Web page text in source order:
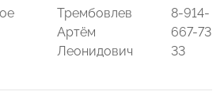
Трембовлев
Артём
Леонидович
8-914-
667-73-
33